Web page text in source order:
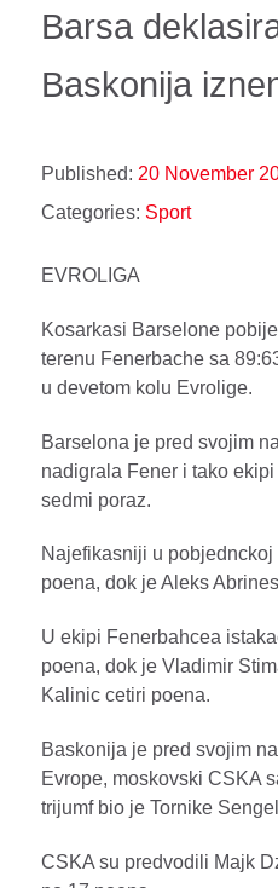
Barsa
Baskonija
Published: 20 November
Categories: Sport
EVROLIGA
Kosarkasi Barselone
terenu Fenerbache sa
u devetom kolu Evrolige.
Barselona je pred svojim
nadigrala Fener i tako
sedmi poraz.
Najefikasniji u
poena, dok je Aleks
U ekipi Fenerbahcea
poena, dok je Vladimir
Kalinic cetiri poena.
Baskonija je pred svojim
Evrope, moskovski CSKA
trijumf bio je Tornike
CSKA su predvodili Majk